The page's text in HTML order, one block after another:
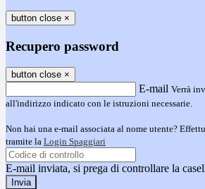
button close ×
Recupero password
button close ×
E-mail Verrà
all'indirizzo indicato con le istruzioni necessarie.
Non hai una e-mail associata al nome utente?
tramite la Login Spaggiari
E-mail inviata, si prega di controllare la